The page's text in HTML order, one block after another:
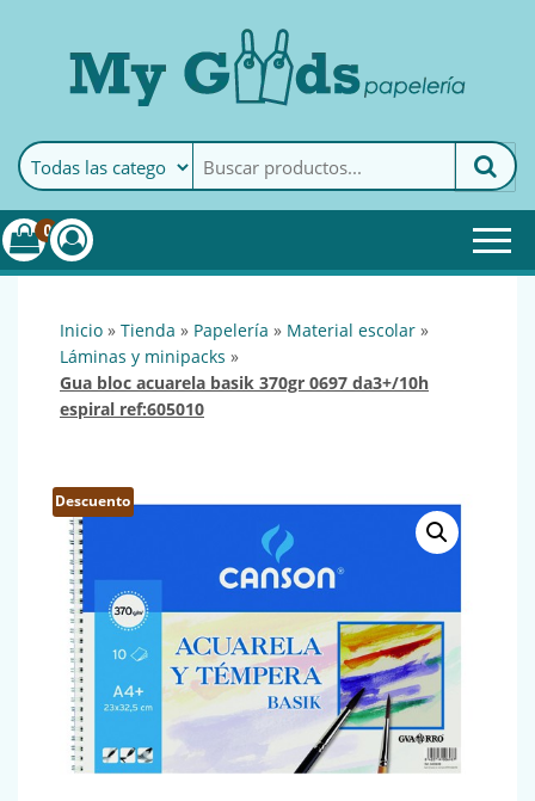
MyGoods · PapeleríaMy Goods es tu papelería
online de confianza. Podrás
encontrar todo lo necesario
0
inicio » tienda » papelería » material escolar »
láminas y minipacks »
gua bloc acuarela basik 370gr 0697 da3+/10h
espiral ref:605010
Descuento